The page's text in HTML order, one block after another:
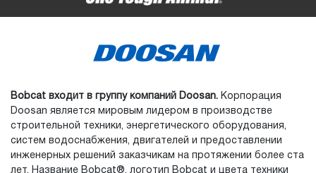
Bobcat входит в группу компаний Doosan. Корпорация
Doosan является мировым лидером в производстве
строительной техники, энергетического оборудования,
систем водоснабжения, двигателей и предоставлении
инженерных решений заказчикам на протяжении более ста
лет. Название Bobcat®, логотип Bobcat и цвета техники